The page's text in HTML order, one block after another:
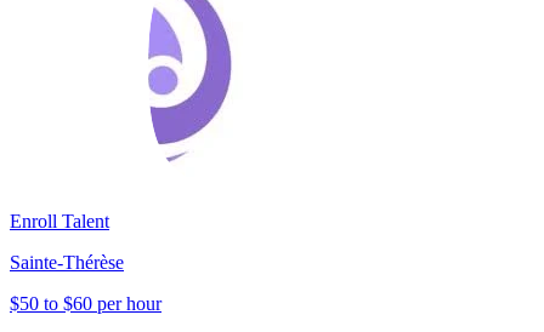
Enroll Talent
Sainte-Thérèse
$50 to $60 per hour